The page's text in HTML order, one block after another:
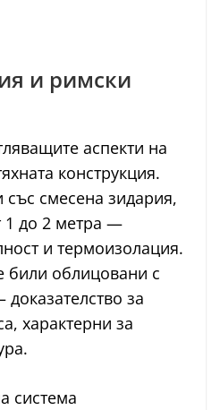
и римски
аспекти на
конструкция.
със смесена зидария,
1 до 2 метра —
и термоизолация.
били облицовани с
за
характерни за
система